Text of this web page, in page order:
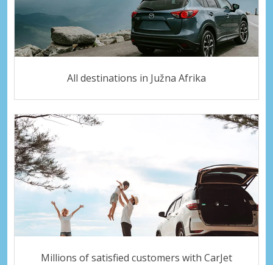
All destinations in Južna Afrika
Millions of satisfied customers with CarJet